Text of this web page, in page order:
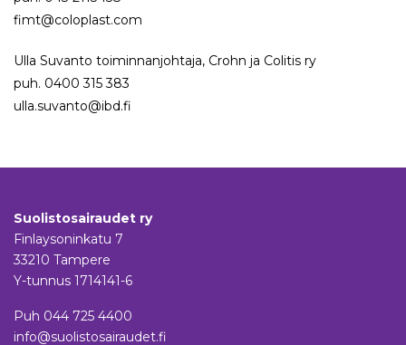
fimt@coloplast.com
Ulla Suvanto toiminnanjohtaja, Crohn ja Colitis ry
puh. 0400 315 383
ulla.suvanto@ibd.fi
Suolistosairaudet ry
Finlaysoninkatu 7
33210 Tampere
Y-tunnus 1714141-6
Puh 044 725 4400
info@suolistosairaudet.fi